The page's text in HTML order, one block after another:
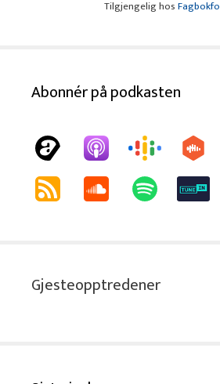
Tilgjengelig hos
Abonnér på podkasten
Gjesteopptredener